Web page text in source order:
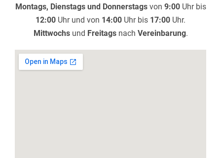
Montags, Dienstags und Donnerstagsvon 9:00Uhr bis
12:00 Uhr und von 14:00 Uhr bis 17:00 Uhr.
Mittwochsund Freitagsnach Vereinbarung.